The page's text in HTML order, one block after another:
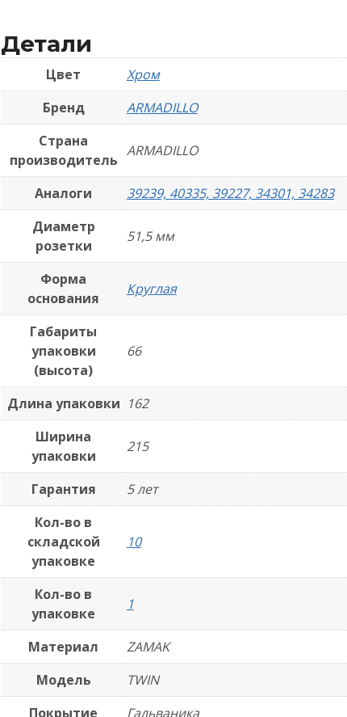
Детали
Цвет
Хром
Бренд
ARMADILLO
Страна
производитель
ARMADILLO
Аналоги
39239, 40335, 39227, 34301, 34283
Диаметр
розетки
51,5 мм
Форма
основания
Круглая
Габариты
упаковки
(высота)
66
Длина упаковки 162
Ширина
упаковки
215
Гарантия
5 лет
Кол-во в
складской
упаковке
10
Кол-во в
упаковке
1
Материал
ZAMAK
Модель
TWIN
Покрытие
Гальваника